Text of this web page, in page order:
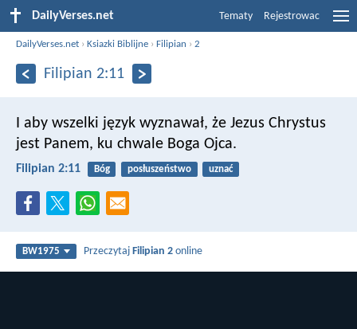
DailyVerses.net Tematy Rejestrowac
DailyVerses.net ›Ksiazki Biblijne ›Filipian ›2
Filipian 2:11
I aby wszelki język wyznawał, że Jezus Chrystus
jest Panem, ku chwale Boga Ojca.
Filipian 2:11 Bóg posłuszeństwo uznać
BW1975 PrzeczytajFilipian 2 online